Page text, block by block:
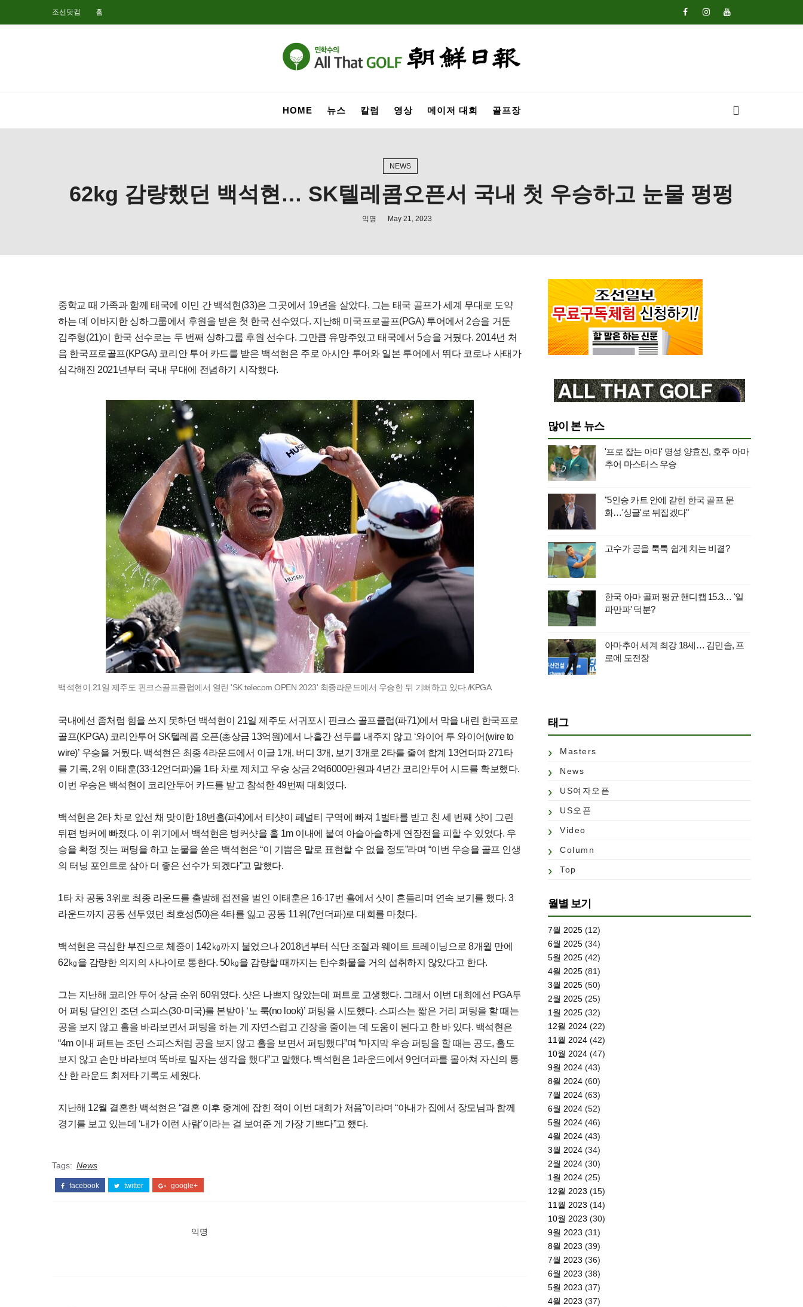
조선닷컴 홈
HOME 뉴스 칼럼 영상 메이저 대회 골프장
NEWS
62kg 감량했던 백석현… SK텔레콤오픈서 국내 첫 우승하고 눈물 펑펑
익명 May 21, 2023
중학교 때 가족과 함께 태국에 이민 간 백석현(33)은 그곳에서 19년을 살았다. 그는 태국 골프가 세계 무대로 도약
하는 데 이바지한 싱하그룹에서 후원을 받은 첫 한국 선수였다. 지난해 미국프로골프(PGA) 투어에서 2승을 거둔
김주형(21)이 한국 선수로는 두 번째 싱하그룹 후원 선수다. 그만큼 유망주였고 태국에서 5승을 거뒀다. 2014년 처
음 한국프로골프(KPGA) 코리안 투어 카드를 받은 백석현은 주로 아시안 투어와 일본 투어에서 뛰다 코로나 사태가
심각해진 2021년부터 국내 무대에 전념하기 시작했다.
백석현이 21일 제주도 핀크스골프클럽에서 열린 'SK telecom OPEN 2023' 최종라운드에서 우승한 뒤 기뻐하고 있다./KPGA
국내에선 좀처럼 힘을 쓰지 못하던 백석현이 21일 제주도 서귀포시 핀크스 골프클럽(파71)에서 막을 내린 한국프로
골프(KPGA) 코리안투어 SK텔레콤 오픈(총상금 13억원)에서 나흘간 선두를 내주지 않고 ‘와이어 투 와이어(wire to
wire)’ 우승을 거뒀다. 백석현은 최종 4라운드에서 이글 1개, 버디 3개, 보기 3개로 2타를 줄여 합계 13언더파 271타
를 기록, 2위 이태훈(33·12언더파)을 1타 차로 제치고 우승 상금 2억6000만원과 4년간 코리안투어 시드를 확보했다.
이번 우승은 백석현이 코리안투어 카드를 받고 참석한 49번째 대회였다.
백석현은 2타 차로 앞선 채 맞이한 18번홀(파4)에서 티샷이 페널티 구역에 빠져 1벌타를 받고 친 세 번째 샷이 그린
뒤편 벙커에 빠졌다. 이 위기에서 백석현은 벙커샷을 홀 1m 이내에 붙여 아슬아슬하게 연장전을 피할 수 있었다. 우
승을 확정 짓는 퍼팅을 하고 눈물을 쏟은 백석현은 “이 기쁨은 말로 표현할 수 없을 정도”라며 “이번 우승을 골프 인생
의 터닝 포인트로 삼아 더 좋은 선수가 되겠다”고 말했다.
1타 차 공동 3위로 최종 라운드를 출발해 접전을 벌인 이태훈은 16·17번 홀에서 샷이 흔들리며 연속 보기를 했다. 3
라운드까지 공동 선두였던 최호성(50)은 4타를 잃고 공동 11위(7언더파)로 대회를 마쳤다.
백석현은 극심한 부진으로 체중이 142㎏까지 불었으나 2018년부터 식단 조절과 웨이트 트레이닝으로 8개월 만에
62㎏을 감량한 의지의 사나이로 통한다. 50㎏을 감량할 때까지는 탄수화물을 거의 섭취하지 않았다고 한다.
그는 지난해 코리안 투어 상금 순위 60위였다. 샷은 나쁘지 않았는데 퍼트로 고생했다. 그래서 이번 대회에선 PGA투
어 퍼팅 달인인 조던 스피스(30·미국)를 본받아 ‘노 룩(no look)’ 퍼팅을 시도했다. 스피스는 짧은 거리 퍼팅을 할 때는
공을 보지 않고 홀을 바라보면서 퍼팅을 하는 게 자연스럽고 긴장을 줄이는 데 도움이 된다고 한 바 있다. 백석현은
“4m 이내 퍼트는 조던 스피스처럼 공을 보지 않고 홀을 보면서 퍼팅했다”며 “마지막 우승 퍼팅을 할 때는 공도, 홀도
보지 않고 손만 바라보며 똑바로 밀자는 생각을 했다”고 말했다. 백석현은 1라운드에서 9언더파를 몰아쳐 자신의 통
산 한 라운드 최저타 기록도 세웠다.
지난해 12월 결혼한 백석현은 “결혼 이후 중계에 잡힌 적이 이번 대회가 처음”이라며 “아내가 집에서 장모님과 함께
경기를 보고 있는데 ‘내가 이런 사람’이라는 걸 보여준 게 가장 기쁘다”고 했다.
Tags: News
facebook twitter google+
익명
많이 본 뉴스
'프로 잡는 아마' 명성 양효진, 호주 아마
추어 마스터스 우승
"5인승 카트 안에 갇힌 한국 골프 문
화…'싱글'로 뒤집겠다"
고수가 공을 툭툭 쉽게 치는 비결?
한국 아마 골퍼 평균 핸디캡 15.3… '일
파만파' 덕분?
아마추어 세계 최강 18세… 김민솔, 프
로에 도전장
태그
Masters
News
US여자오픈
US오픈
Video
Column
Top
월별 보기
7월 2025 (12)
6월 2025 (34)
5월 2025 (42)
4월 2025 (81)
3월 2025 (50)
2월 2025 (25)
1월 2025 (32)
12월 2024 (22)
11월 2024 (42)
10월 2024 (47)
9월 2024 (43)
8월 2024 (60)
7월 2024 (63)
6월 2024 (52)
5월 2024 (46)
4월 2024 (43)
3월 2024 (34)
2월 2024 (30)
1월 2024 (25)
12월 2023 (15)
11월 2023 (14)
10월 2023 (30)
9월 2023 (31)
8월 2023 (39)
7월 2023 (36)
6월 2023 (38)
5월 2023 (37)
4월 2023 (37)